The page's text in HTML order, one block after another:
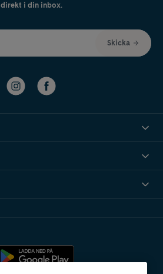
direkt i din inbox.
Skicka